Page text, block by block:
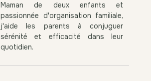
Maman de deux enfants et
passionnée d'organisation familiale,
j'aide les parents à conjuguer
sérénité et efficacité dans leur
quotidien.